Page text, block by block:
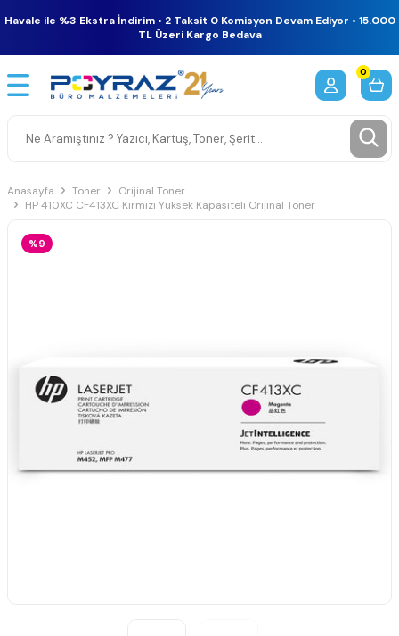
Havale ile %3 Ekstra İndirim • 2 Taksit 0 Komisyon Devam Ediyor • 15.000
TL Üzeri Kargo Bedava
0
Anasayfa Toner
Orijinal Toner
HP 410XC CF413XC Kırmızı Yüksek Kapasiteli Orijinal Toner
%9